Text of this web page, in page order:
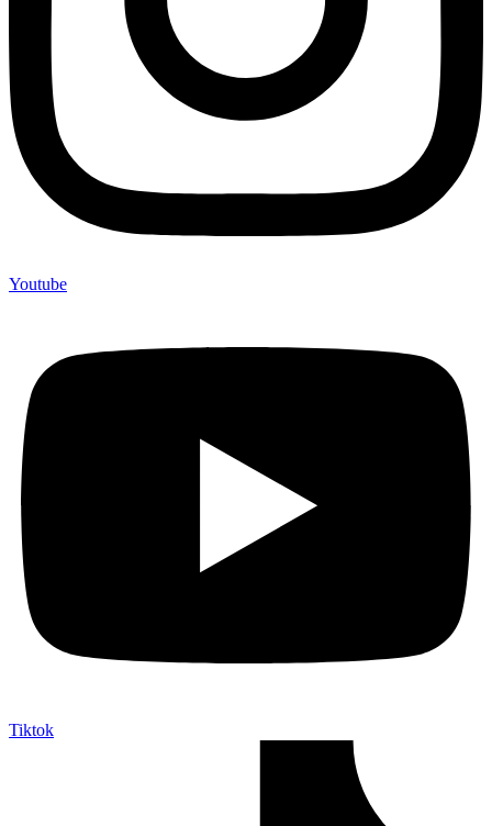
Youtube
Tiktok